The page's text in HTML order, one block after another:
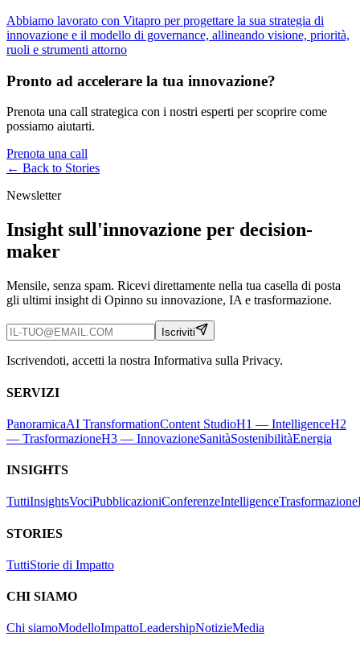
Abbiamo lavorato con Vitapro per progettare la sua strategia di
innovazione e il modello di governance, allineando visione, priorità,
ruoli e strumenti attorno
Pronto ad accelerare la tua innovazione?
Prenota una call strategica con i nostri esperti per scoprire come
possiamo aiutarti.
Prenota una call
← Back to Stories
Newsletter
Insight sull'innovazione per decision-
maker
Mensile, senza spam. Ricevi direttamente nella tua casella di posta
gli ultimi insight di Opinno su innovazione, IA e trasformazione.
Iscriviti
Iscrivendoti, accetti la nostra Informativa sulla Privacy.
SERVIZI
PanoramicaAI TransformationContent StudioH1 — IntelligenceH2
— TrasformazioneH3 — InnovazioneSanitàSostenibilitàEnergia
INSIGHTS
TuttiInsightsVociPubblicazioniConferenzeIntelligenceTrasformazione
STORIES
TuttiStorie di Impatto
CHI SIAMO
Chi siamoModelloImpattoLeadershipNotizieMedia